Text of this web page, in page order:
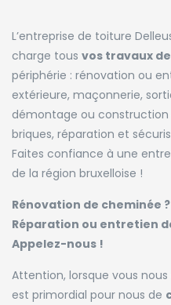
L’entreprise de toiture
charge tous vos travaux
périphérie : rénovation ou
extérieure, maçonnerie,
démontage ou construction
briques, réparation et
Faites confiance à une
de la région bruxelloise !
Rénovation de cheminée
Réparation ou entretien
Appelez-nous !
Attention, lorsque vous
est primordial pour nous de